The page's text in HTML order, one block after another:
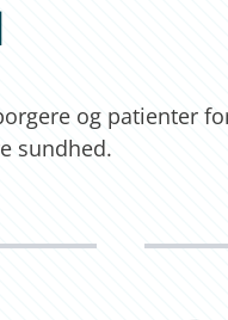
og patienter
sundhed.